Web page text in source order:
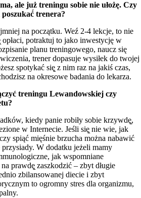
ale już treningu sobie nie ułożę. Czy
trenera?
na początku. Weź 2-4 lekcje, to nie
opłaci, potraktuj to jako inwestycję w
planu treningowego, naucz się
trener dopasuje wysiłek do twojej
spotykać się̨ z nim raz na jakiś czas,
na okresowe badania do lekarza.
treningu Lewandowskiej czy
kiedy panie robiły sobie krzywdę̨,
w Internecie. Jeśli się̨ nie wie, jak
spiąć mięśnie brzucha można nabawić
W dodatku jeżeli mamy
jak wspomniane
prawdę̨ zaszkodzić – zbyt długie
zbilansowanej diecie i zbyt
to ogromny stres dla organizmu,